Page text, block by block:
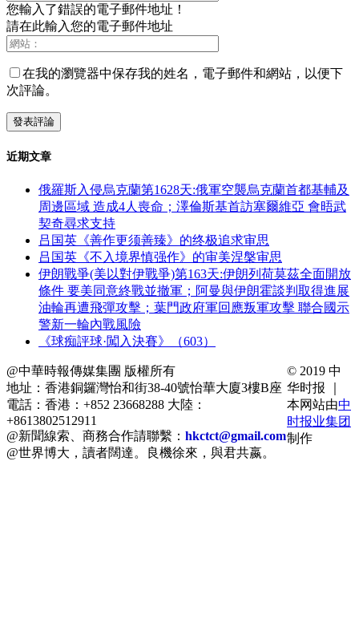
您輸入了錯誤的電子郵件地址！
請在此輸入您的電子郵件地址
在我的瀏覽器中保存我的姓名，電子郵件和網站，以便下
次評論。
近期文章
俄羅斯入侵烏克蘭第1628天:俄軍空襲烏克蘭首都基輔及
周邊區域 造成4人喪命；澤倫斯基首訪塞爾維亞 會晤武
契奇尋求支持
吕国英《善作更须善臻》的终极追求审思
吕国英《不入境界慎强作》的审美涅槃审思
伊朗戰爭(美以對伊戰爭)第163天:伊朗列荷莫茲全面開放
條件 要美同意終戰並撤軍；阿曼與伊朗霍談判取得進展
油輪再遭飛彈攻擊；葉門政府軍回應叛軍攻擊 聯合國示
警新一輪內戰風險
《球痴評球·闖入決賽》（603）
@中華時報傳媒集團 版權所有
地址：香港銅鑼灣怡和街38-40號怡華大廈3樓B座
電話：香港：+852 23668288 大陸：
+8613802512911
@新聞線索、商務合作請聯繫： hkctct@gmail.com
@世界博大，讀者闊達。良機徐來，與君共嬴。
© 2019 中
华时报 ｜
本网站由中
时报业集团
制作